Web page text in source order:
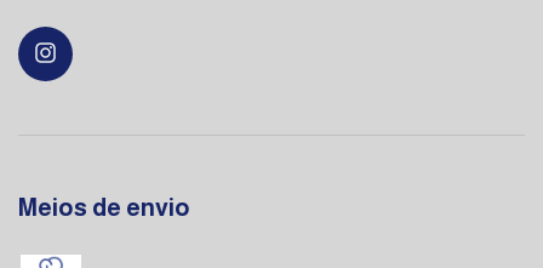
Meios de envio